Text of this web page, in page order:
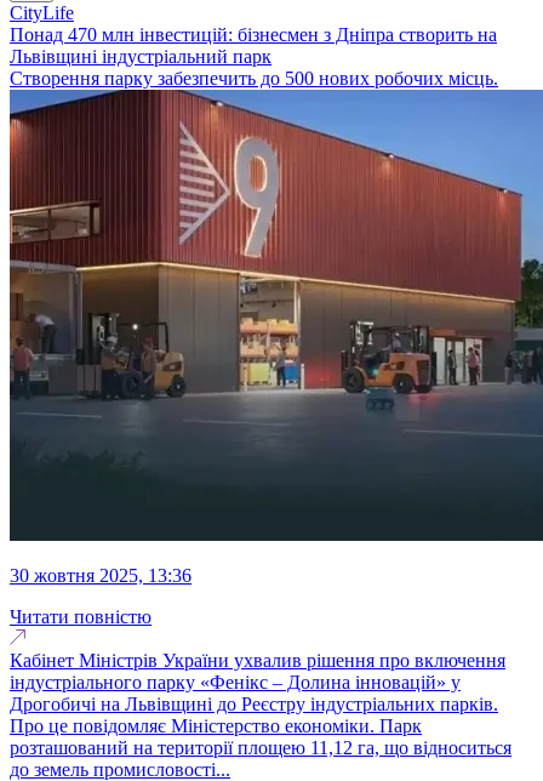
CityLife
Понад 470 млн інвестицій: бізнесмен з Дніпра створить на
Львівщині індустріальний парк
Створення парку забезпечить до 500 нових робочих місць.
30 жовтня 2025, 13:36
Читати повністю
Кабінет Міністрів України ухвалив рішення про включення
індустріального парку «Фенікс – Долина інновацій» у
Дрогобичі на Львівщині до Реєстру індустріальних парків.
Про це повідомляє Міністерство економіки. Парк
розташований на території площею 11,12 га, що відноситься
до земель промисловості...